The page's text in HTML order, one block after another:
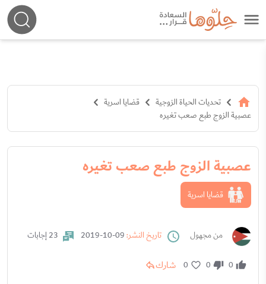
تحديات الحياة الزوجية
قضايا اسرية
عصبية الزوج طبع صعب تغيره
عصبية الزوج طبع صعب تغيره
قضايا اسرية
من مجهول تاريخ النشر: 23 إجابات
0
0
0 شارك